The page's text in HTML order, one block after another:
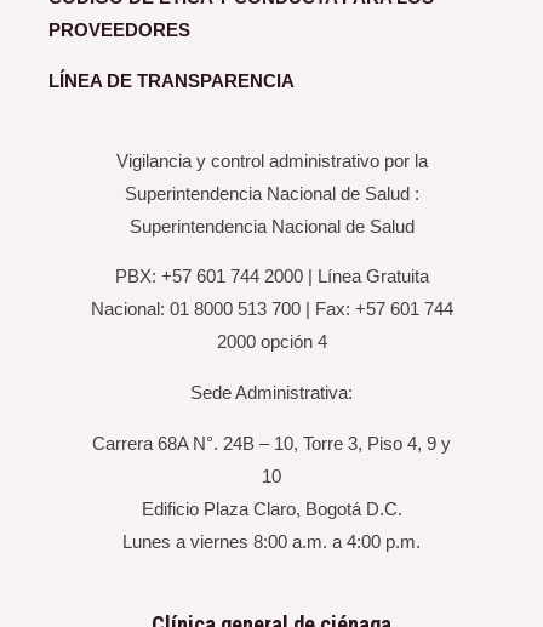
PROVEEDORES
LÍNEA DE TRANSPARENCIA
Vigilancia y control administrativo por la
Superintendencia Nacional de Salud :
Superintendencia Nacional de Salud
PBX: +57 601 744 2000 | Línea Gratuita
Nacional: 01 8000 513 700 | Fax: +57 601 744
2000 opción 4
Sede Administrativa:
Carrera 68A N°. 24B – 10, Torre 3, Piso 4, 9 y
10
Edificio Plaza Claro, Bogotá D.C.
Lunes a viernes 8:00 a.m. a 4:00 p.m.